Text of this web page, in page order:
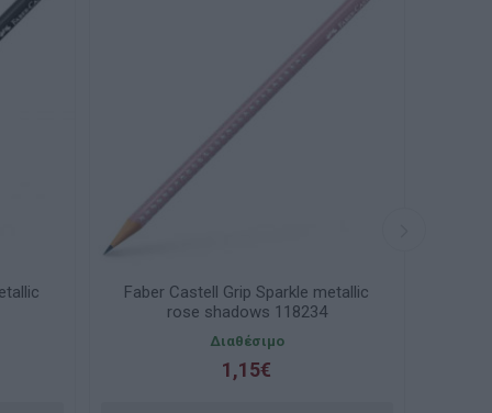
Faber Castell Grip Sparkle metallic
rose shadows 118234
Διαθέσιμο
1,15€